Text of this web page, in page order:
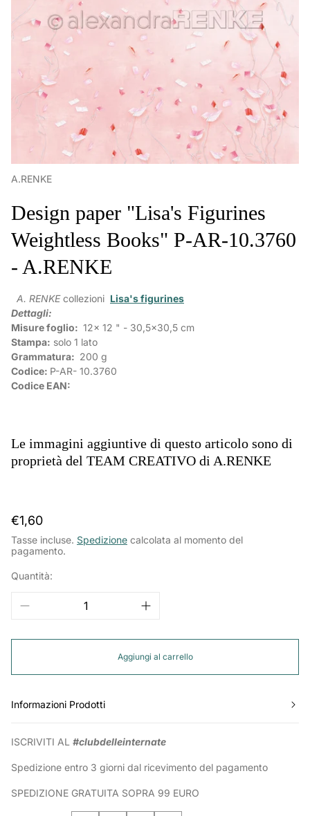
A.RENKE
Design paper "Lisa's Figurines
Weightless Books" P-AR-10.3760
- A.RENKE
A. RENKEcollezioni Lisa's figurines
Dettagli:
Misure foglio: 12x 12 " - 30,5x30,5 cm
Stampa: solo 1 lato
Grammatura: 200 g
Codice: P-AR- 10.3760
Codice EAN:
Le immagini aggiuntive di questo articolo sono di
proprietà del TEAM CREATIVO di A.RENKE
Prezzo
normale
€1,60
Tasse incluse. Spedizione calcolata al momento del
pagamento.
Quantità:
Aggiungi al carrello
Informazioni Prodotti
ISCRIVITI AL #clubdelleinternate
Spedizione entro 3 giorni dal ricevimento del pagamento
SPEDIZIONE GRATUITA SOPRA 99 EURO